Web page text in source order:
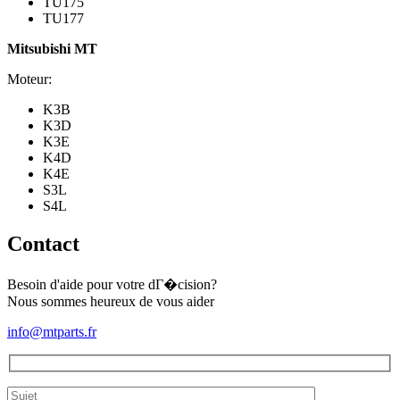
TU177
Mitsubishi MT
Moteur:
K3B
K3D
K3E
K4D
K4E
S3L
S4L
Contact
Besoin d'aide pour votre dГ�cision?
Nous sommes heureux de vous aider
info@mtparts.fr